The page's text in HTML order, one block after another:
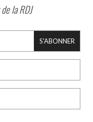
la RDJ
S'ABONNER